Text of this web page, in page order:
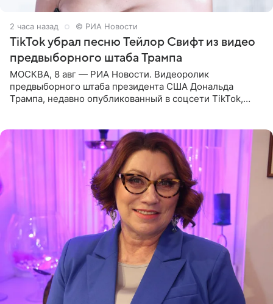
2 часа назад © РИА Новости
TikTok убрал песню Тейлор Свифт из видео
предвыборного штаба Трампа
МОСКВА, 8 авг — РИА Новости. Видеоролик
предвыборного штаба президента США Дональда
Трампа, недавно опубликованный в соцсети TikTok,